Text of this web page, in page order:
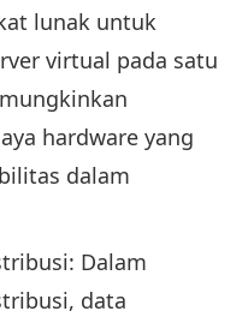
lunak untuk
virtual pada satu
hardware yang
dalam
Dalam
data